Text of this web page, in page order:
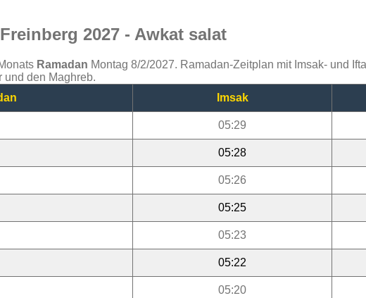
2027 - Awkat salat
Ramadan Montag 8/2/2027. Ramadan-Zeitplan mit Imsak- und
und den Maghreb.
Imsak
05:29
05:28
05:26
05:25
05:23
05:22
05:20